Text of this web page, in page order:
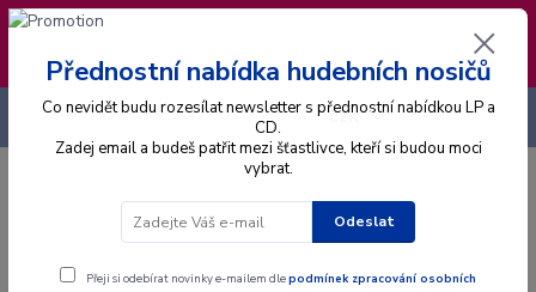
❣️ Od 4.8. do 13.8. čerpám dovolenou. Datum
expedice objednávek se posouvá na pátek
14.8.2026 🐋
Menu
CZK
+420 725 736 293
Přednostní nabídka hudebních nosičů
Co nevidět budu rozesílat newsletter s přednostní nabídkou LP a
CD.
Zadej email a budeš patřit mezi šťastlivce, kteří si budou moci
vybrat.
Odeslat
Přeji si odebírat novinky e-mailem dlepodmínek zpracování osobních